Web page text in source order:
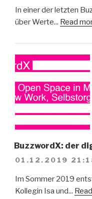
In einer der letzten
über Werte... Read
BuzzwordX: der
01.12.2019
Im Sommer 2019
Kollegin Isa und...